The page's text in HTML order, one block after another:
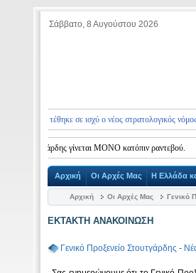
Σάββατο, 8 Αυγούστου 2026
τέθηκε σε ισχύ ο νέος στρατολογικός νόμος
γίνεται ΜΟΝΟ κατόπιν ραντεβού.
Αρχική Οι Αρχές Μας Η Ελλάδα
Αρχική Οι Αρχές Μας Γενικό
ΕΚΤΑΚΤΗ ΑΝΑΚΟΙΝΩΣΗ
Γενικό Προξενείο Στουτγάρδης -